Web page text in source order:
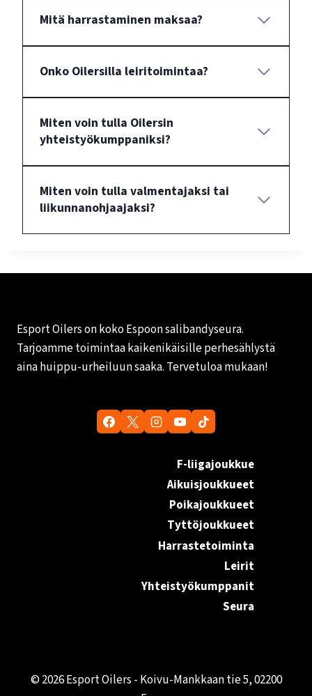
Mitä harrastaminen maksaa?
Onko Oilersilla leiritoimintaa?
Miten voin tulla Oilersin
yhteistyökumppaniksi?
Miten voin tulla valmentajaksi tai
liikunnanohjaajaksi?
Esport Oilers on koko Espoon salibandyseura.
Tarjoamme toimintaa kaikenikäisille perhesählystä
aina huippu-urheiluun saaka. Tervetuloa mukaan!
F-liigajoukkue
Aikuisjoukkueet
Poikajoukkueet
Tyttöjoukkueet
Harrastetoiminta
Leirit
Yhteistyökumppanit
Seura
© 2026 Esport Oilers - Koivu-Mankkaan tie 5, 02200